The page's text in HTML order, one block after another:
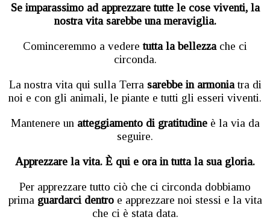
Se imparassimo ad apprezzare tutte le cose viventi, la
nostra vita sarebbe una meraviglia.
Cominceremmo a vedere tutta la bellezza che ci
circonda.
La nostra vita qui sulla Terra sarebbe in armoniatra di
noi e con gli animali, le piante e tutti gli esseri viventi.
Mantenere un atteggiamento di gratitudineè la via da
seguire.
Apprezzare la vita. È qui e ora in tutta la sua gloria.
Per apprezzare tutto ciò che ci circonda dobbiamo
prima guardarci dentro e apprezzare noi stessi e la vita
che ci è stata data.